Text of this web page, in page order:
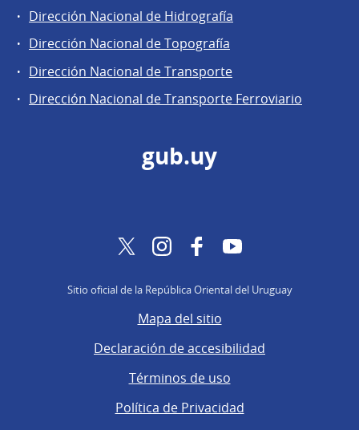
Dirección Nacional de Hidrografía
Dirección Nacional de Topografía
Dirección Nacional de Transporte
Dirección Nacional de Transporte Ferroviario
gub.uy
TwitterInstagramFacebookYouTube
Sitio oficial de la República Oriental del Uruguay
Mapa del sitio
Declaración de accesibilidad
Términos de uso
Política de Privacidad